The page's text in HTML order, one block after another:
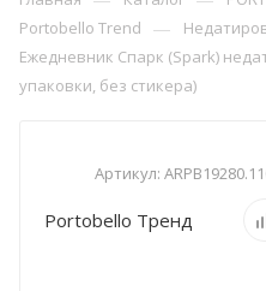
Portobello Trend —
Ежедневник Спарк (Spark)
упаковки, без стикера)
Артикул:
Portobello Тренд